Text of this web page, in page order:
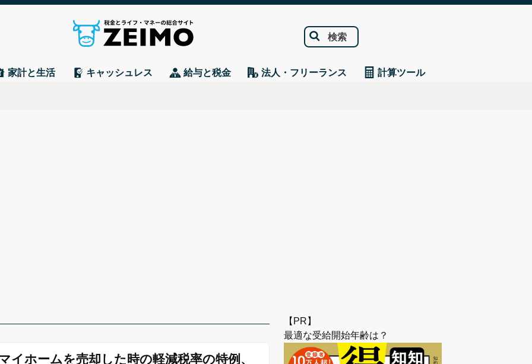
検索
家計と生活 キャッシュレス 給与と税金 法人・フリーランス 計算ツール
イホームを売却した時の軽減税率の特例、
【PR】
最適な受給開始年齢は？